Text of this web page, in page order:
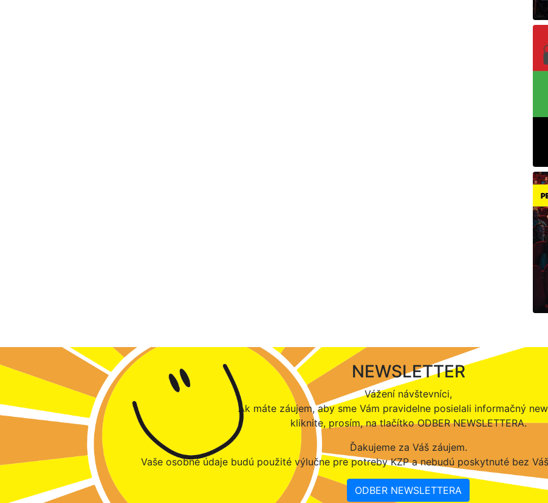
NEWSLETTER
Vážení návštevníci,
Ak máte záujem, aby sme Vám pravidelne posielali informačný
kliknite, prosím, na tlačítko ODBER NEWSLETTERA.
Ďakujeme za Váš záujem.
Vaše osobné údaje budú použité výlučne pre potreby KZP a nebudú poskytnuté bez
ODBER NEWSLETTERA